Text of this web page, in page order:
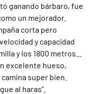
ganando bárbaro, fue
un mejorador.
corta pero
y capacidad
y los 1800 metros...
excelente hueso,
super bien.
al haras".